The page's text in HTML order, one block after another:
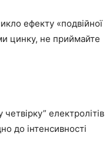
ефекту «подвійної
цинку, не приймайте
електролітів
до інтенсивності